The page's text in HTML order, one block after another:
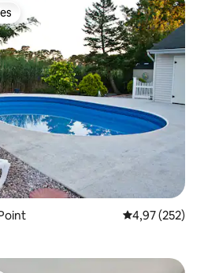
dos hóspedes
4,97 de uma
4,97 (252)